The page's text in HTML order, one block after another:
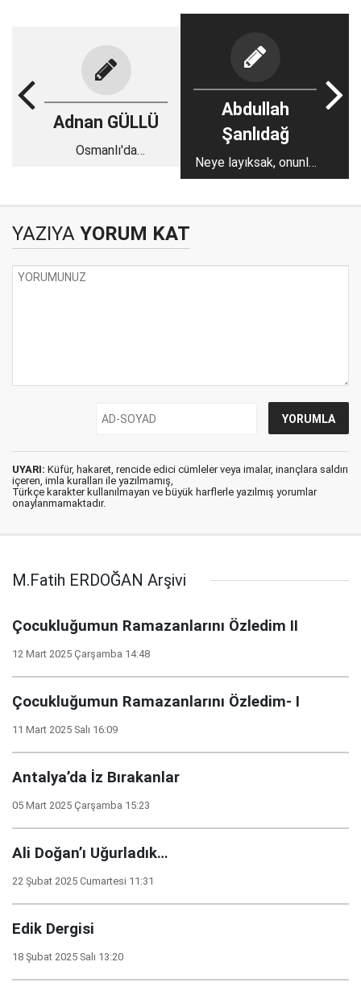
Adnan GÜLLÜ
Osmanlı'da
Abdullah
Şanlıdağ
Neye layıksak, onunla
yönetiliriz
YAZIYA YORUM KAT
UYARI: Küfür, hakaret, rencide edici cümleler veya imalar, inançlara saldırı
içeren, imla kuralları ile yazılmamış,
Türkçe karakter kullanılmayan ve büyük harflerle yazılmış yorumlar
onaylanmamaktadır.
M.Fatih ERDOĞAN Arşivi
Çocukluğumun Ramazanlarını Özledim II
12 Mart 2025 Çarşamba 14:48
Çocukluğumun Ramazanlarını Özledim- I
11 Mart 2025 Salı 16:09
Antalya’da İz Bırakanlar
05 Mart 2025 Çarşamba 15:23
Ali Doğan’ı Uğurladık…
22 Şubat 2025 Cumartesi 11:31
Edik Dergisi
18 Şubat 2025 Salı 13:20